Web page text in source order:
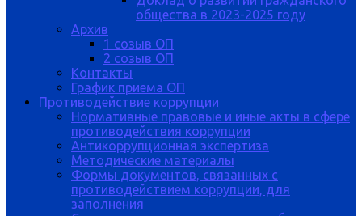
общества в 2023-2025 году
Архив
1 созыв ОП
2 созыв ОП
Контакты
График приема ОП
Противодействие коррупции
Нормативные правовые и иные акты в сфере
противодействия коррупции
Антикоррупционная экспертиза
Методические материалы
Формы документов, связанных с
противодействием коррупции, для
заполнения